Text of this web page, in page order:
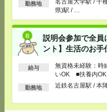
勤務地
県)駅 / …
説明会参加で全員
ント】生活のお手
給与
無資格未経験：
いOK ■扶養内
以上
勤務地 近鉄名古屋駅 / 本
応
気になる！